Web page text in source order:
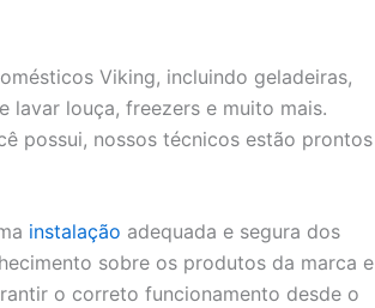
Viking, incluindo geladeiras,
lavar louça, freezers e muito mais.
possui, nossos técnicos estão prontos
instalação adequada e segura dos
sobre os produtos da marca e
o correto funcionamento desde o